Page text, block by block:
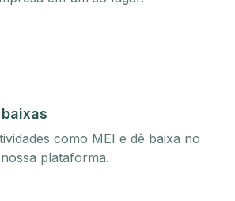
como MEI e dê baixa no
plataforma.